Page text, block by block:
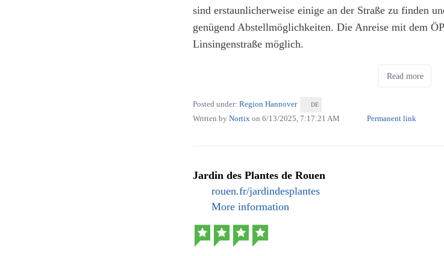
sind erstaunlicherweise einige an der Straße zu finden
genügend Abstellmöglichkeiten. Die Anreise mit dem
Linsingenstraße möglich.
Die Dekoration entspricht wohl der georgischen
kommt es für mich eher auf die Gerichte an und die sind
Read more
Posted under: Region Hannover DE
Written by Nortix on 6/13/2025, 7:17:21 AM Permanent link
Jardin des Plantes de Rouen
rouen.fr/jardindesplantes
More information